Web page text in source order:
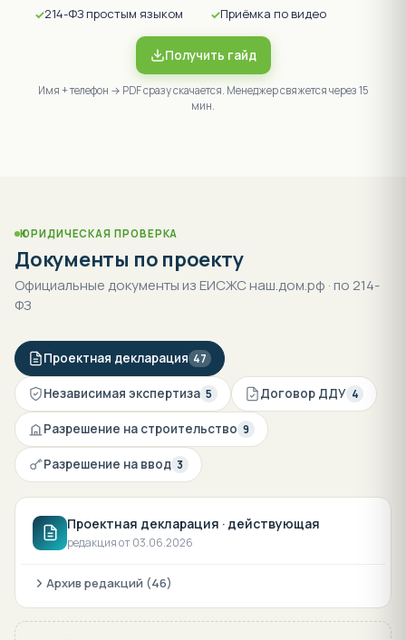
214-ФЗ простым языком
Приёмка по видео
Получить гайд
Имя + телефон → PDF сразу скачается. Менеджер свяжется через 15
мин.
ЮРИДИЧЕСКАЯ ПРОВЕРКА
Документы по проекту
Официальные документы из ЕИСЖС наш.дом.рф · по 214-
ФЗ
Проектная декларация 47
Независимая экспертиза 5 Договор ДДУ 4
Разрешение на строительство 9
Разрешение на ввод 3
Проектная декларация · действующая
редакция от 03.06.2026
Архив редакций (46)